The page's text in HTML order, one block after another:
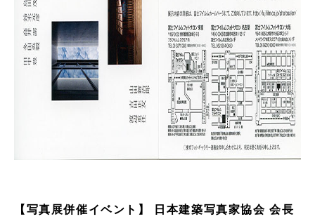
【写真展併催イベント】 日本建築写真家協会 会長